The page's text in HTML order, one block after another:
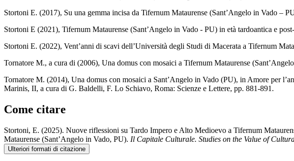
Stortoni E. (2017), Su una gemma incisa da Tifernum Mataurense (Sant’Angelo in Vado –
Stortoni E (2021), Tifernum Mataurense (Sant’Angelo in Vado - PU) in età tardoantica e
Stortoni E. (2022), Vent’anni di scavi dell’Università degli Studi di Macerata a Tifernum
Tornatore M., a cura di (2006), Una domus con mosaici a Tifernum Mataurense
Tornatore M. (2014), Una domus con mosaici a Sant’Angelo in Vado (PU), in Amore per
Marinis, II, a cura di G. Baldelli, F. Lo Schiavo, Roma: Scienze e Lettere, pp. 881-891.
Come citare
Stortoni, E. (2025). Nuove riflessioni su Tardo Impero e Alto Medioevo a Tifernum
Mataurense (Sant’Angelo in Vado, PU). Il Capitale Culturale. Studies on the Value of
Ulteriori formati di citazione